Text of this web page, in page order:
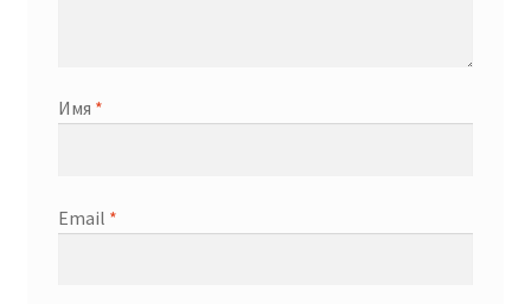
Имя *
Email *